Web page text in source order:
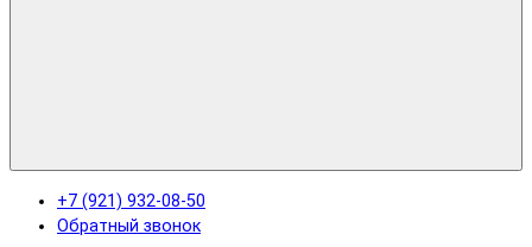
+7 (921) 932-08-50
Обратный звонок